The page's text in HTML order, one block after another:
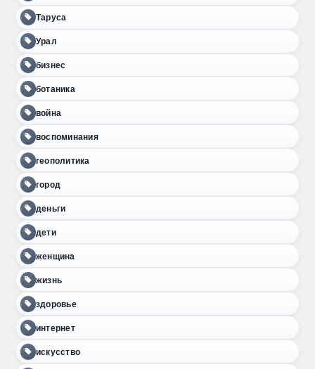
Таруса
Урал
бизнес
ботаника
война
воспоминания
геополитика
город
деньги
дети
женщина
жизнь
здоровье
интернет
искусство